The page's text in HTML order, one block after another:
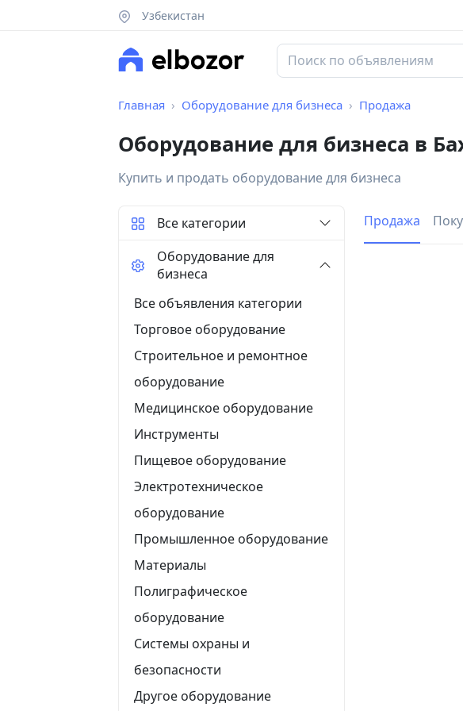
Узбекистан
Главная Оборудование для бизнеса Продажа
Оборудование для бизнеса в
Купить и продать оборудование для бизнеса
Продажа
Все категории
Оборудование для
бизнеса
Все объявления категории
Торговое оборудование
Строительное и ремонтное
оборудование
Медицинское оборудование
Инструменты
Пищевое оборудование
Электротехническое
оборудование
Промышленное оборудование
Материалы
Полиграфическое
оборудование
Системы охраны и
безопасности
Другое оборудование